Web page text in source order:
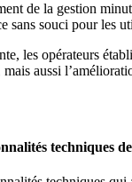
de la gestion
sans souci pour les
les opérateurs
aussi
techniques